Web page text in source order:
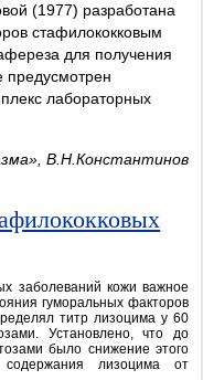
(1977) разработана
стафилококковым
для получения
предусмотрен
лабораторных
В.Н.Константинов
заболеваний кожи важное
гуморальных факторов
титр лизоцима у 60
Установлено, что до
было снижение этого
содержания лизоцима от